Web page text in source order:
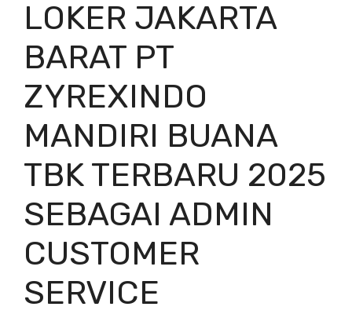
LOKER JAKARTA
BARAT PT
ZYREXINDO
MANDIRI BUANA
TBK TERBARU 2025
SEBAGAI ADMIN
CUSTOMER
SERVICE